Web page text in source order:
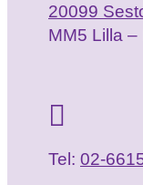
20099
MM5 Lilla –
Tel: 02-